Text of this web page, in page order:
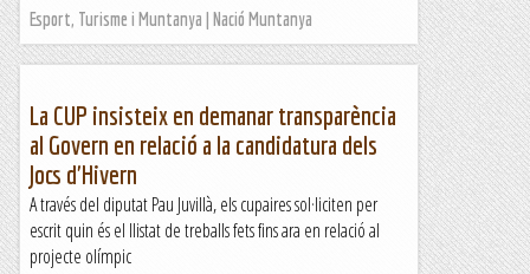
Esport, Turisme i Muntanya | Nació Muntanya
La CUP insisteix en demanar transparència
al Govern en relació a la candidatura dels
Jocs d'Hivern
A través del diputat Pau Juvillà, els cupaires sol·liciten per
escrit quin és el llistat de treballs fets fins ara en relació al
projecte olímpic